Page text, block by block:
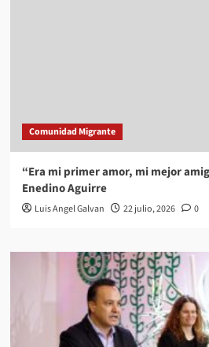
Comunidad Migrante
“Era mi primer amor, mi mejor
Enedino Aguirre
Luis Angel Galvan 22 julio, 2026 0